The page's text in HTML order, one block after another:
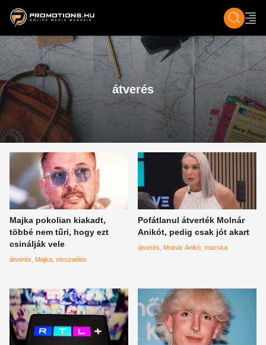
ZENE, FILM & KULT ÉLET TECH &
átverés
Majka pokolian kiakadt,
többé nem tűri, hogy ezt
csinálják vele
átverés Majka visszaélés
Pofátlanul átverték Molnár
Anikót, pedig csak jót akart
átverés Molnár Anikó macska